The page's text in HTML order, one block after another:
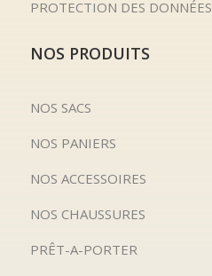
PROTECTION DES DONNÉES
NOS PRODUITS
NOS SACS
NOS PANIERS
NOS ACCESSOIRES
NOS CHAUSSURES
PRÊT-A-PORTER